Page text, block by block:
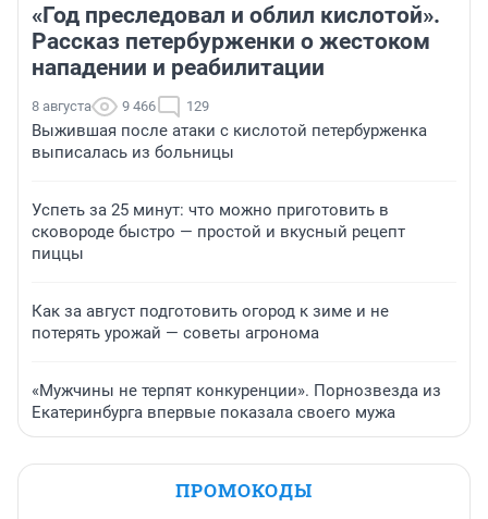
«Год преследовал и облил кислотой».
Рассказ петербурженки о жестоком
нападении и реабилитации
8 августа 9 466 129
Выжившая после атаки с кислотой петербурженка
выписалась из больницы
Успеть за 25 минут: что можно приготовить в
сковороде быстро — простой и вкусный рецепт
пиццы
Как за август подготовить огород к зиме и не
потерять урожай — советы агронома
«Мужчины не терпят конкуренции». Порнозвезда из
Екатеринбурга впервые показала своего мужа
ПРОМОКОДЫ